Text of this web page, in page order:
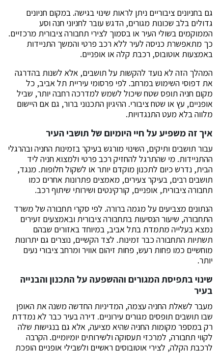
גם בחניונים ציבוריים ניתן לראות שינוי בגישה. במקום חניונים
גדולים בלב שכונות מגורים, הדגש עובר לחניוני חנה וסע
הממוקמים בשולי העיר או בסמוך לצירי תחבורה ציבורית מרכזיים.
כך מתאפשרת כניסה לעיר ללא רכב פרטי והמשך התניידות
באמצעות אוטובוס, רכבת קלה או אופניים.
המהלך הזה לא נועד להקשות על תושבים, אלא לשנות בהדרגה
את דפוסי השימוש במרחב. לפי פרסומי עיריית תל אביב, כל
מקום חניה תופס שטח שיכול לשמש למדרכה רחבה יותר, שביל
אופניים, עץ או שטח ציבורי. ההיגיון התכנוני ברור, גם אם היישום
מלווה בלא מעט התנגדויות.
איך זה משפיע על חיי היומיום של תושבי העיר
עבור תושבים ותיקים, השינוי מורגש בעיקר בזמינות החניה ובהרגלי
ההתניידות. מי שהתרגל להחזיק רכב פרטי ולמצוא חניה ליד
הבית, נדרש כיום לתכנון מוקדם יותר או לשקול חלופות. מנגד,
תושבים רבים, בעיקר צעירים, מאמצים פתרונות אחרים כמו
תחבורה ציבורית, אופניים, קורקינטים ושירותי שיתוף רכב.
הנתונים מצביעים על מגמה ברורה. לפי סקרי תחבורה של משרד
התחבורה, שיעור הנסיעות בתחבורה ציבורית ובאמצעים זעירים
נמצא בעלייה מתמדת בתל אביב, במיוחד באזורים שבהם
תשתיות התחבורה כבר זמינות. לצד הקשיים, נוצרים גם יתרונות
מוחשיים כמו פחות רעש, פחות זיהום אוויר ומרחב ציבורי נעים
יותר.
שינוי בתפיסת המגורים וההשפעה על התכנון והבנייה
בעיר
מעבר לשאלת החניה עצמה, המדיניות החדשה משנה את האופן
שבו תושבים תופסים מגורים עירוניים. דירה בעיר כבר לא נמדדת
רק במספר מקומות החניה שהיא מציעה, אלא גם בנגישות שלה
לקווי תחבורה, למרכזי תעסוקה ולשירותים יומיומיים. הקרבה
לרכבת הקלה, לצירי אוטובוסים ראשיים ולשבילי אופניים הופכת